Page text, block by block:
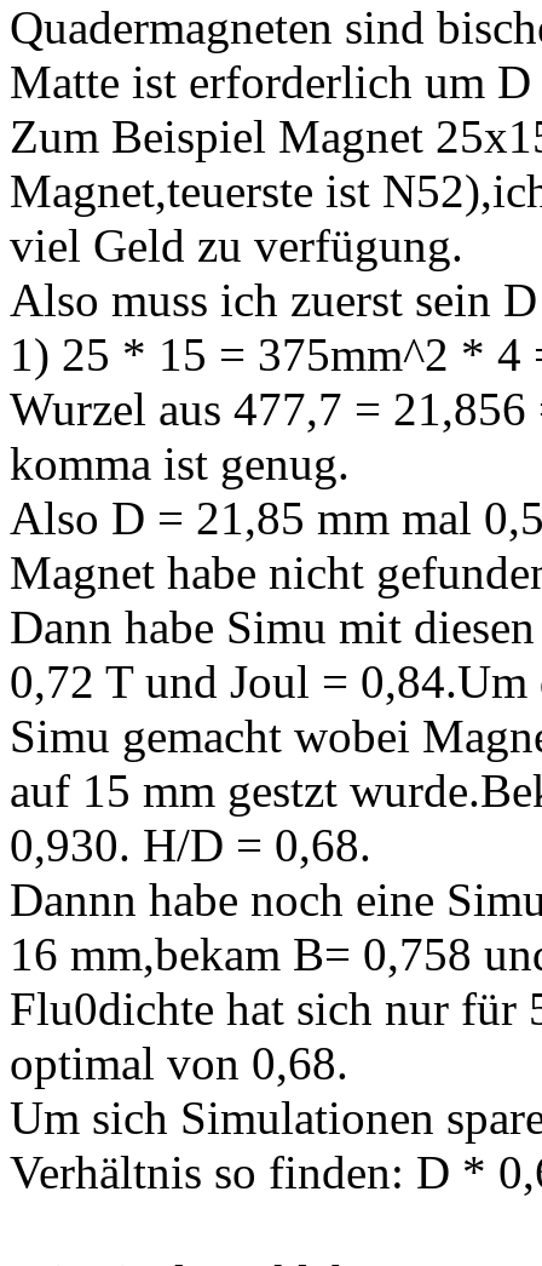
Quadermagneten sind
Matte ist erforderlich um D
Zum Beispiel Magnet
Magnet,teuerste ist
viel Geld zu verfügung.
Also muss ich zuerst sein
1) 25 * 15 = 375mm^2 * 4
Wurzel aus 477,7 =
komma ist genug.
Also D = 21,85 mm mal
Magnet habe nicht
Dann habe Simu mit
0,72 T und Joul =
Simu gemacht wobei
auf 15 mm gestzt
0,930. H/D = 0,68.
Dannn habe noch eine
16 mm,bekam B= 0,758
Flu0dichte hat sich nur für
optimal von 0,68.
Um sich Simulationen
Verhältnis so finden: D *